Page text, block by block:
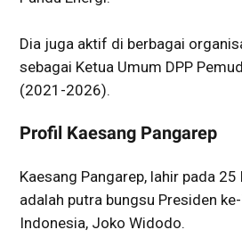
Dia juga aktif di berbagai
sebagai Ketua Umum DPP
(2021-2026).
Profil Kaesang Pangarep
Kaesang Pangarep, lahir pada
adalah putra bungsu Presiden
Indonesia, Joko Widodo.